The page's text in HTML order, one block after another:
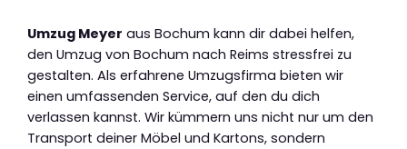
Umzug Meyer aus Bochum kann dir dabei helfen,
den Umzug von Bochum nach Reims stressfrei zu
gestalten. Als erfahrene Umzugsfirma bieten wir
einen umfassenden Service, auf den du dich
verlassen kannst. Wir kümmern uns nicht nur um den
Transport deiner Möbel und Kartons, sondern